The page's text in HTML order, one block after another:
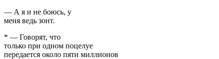
— А я и не боюсь, у
меня ведь зонт.
* — Говорят, что
только при одном поцелуе
передается около пяти миллионов